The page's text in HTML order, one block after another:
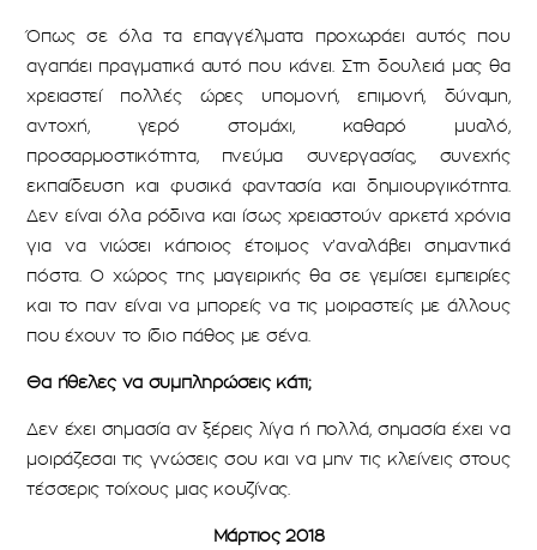
Όπως σε όλα τα επαγγέλματα προχωράει αυτός που
αγαπάει πραγματικά αυτό που κάνει. Στη δουλειά μας θα
χρειαστεί πολλές ώρες υπομονή, επιμονή, δύναμη,
αντοχή, γερό στομάχι, καθαρό μυαλό,
προσαρμοστικότητα, πνεύμα συνεργασίας, συνεχής
εκπαίδευση και φυσικά φαντασία και δημιουργικότητα.
Δεν είναι όλα ρόδινα και ίσως χρειαστούν αρκετά χρόνια
για να νιώσει κάποιος έτοιμος ν’αναλάβει σημαντικά
πόστα. Ο χώρος της μαγειρικής θα σε γεμίσει εμπειρίες
και το παν είναι να μπορείς να τις μοιραστείς με άλλους
που έχουν το ίδιο πάθος με σένα.
Θα ήθελες να συμπληρώσεις κάτι;
Δεν έχει σημασία αν ξέρεις λίγα ή πολλά, σημασία έχει να
μοιράζεσαι τις γνώσεις σου και να μην τις κλείνεις στους
τέσσερις τοίχους μιας κουζίνας.
Μάρτιος 2018